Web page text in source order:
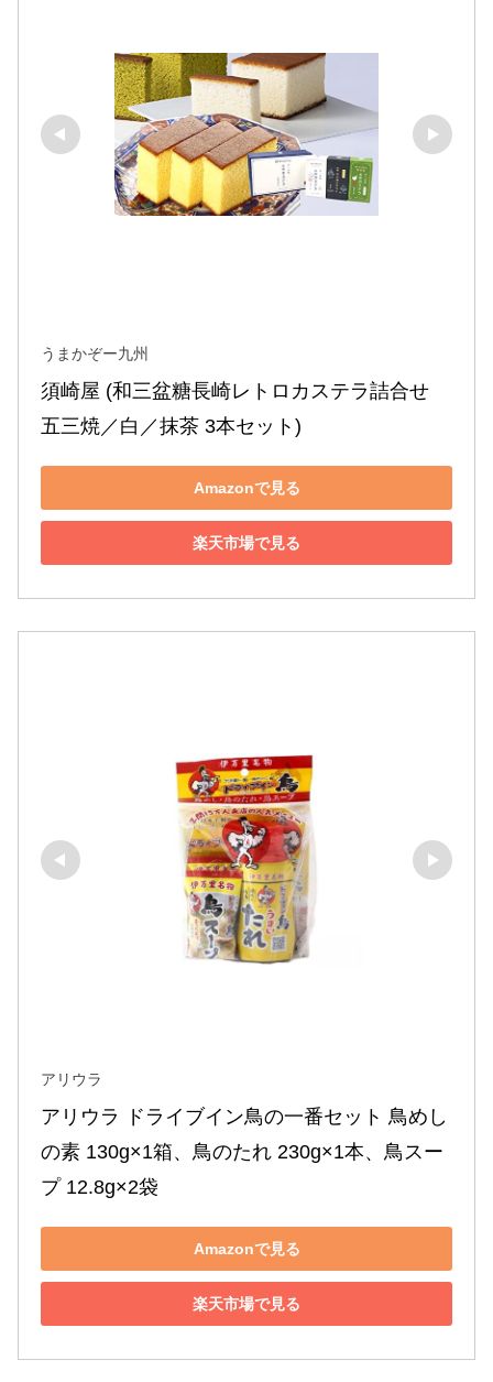
うまかぞー九州
須崎屋 (和三盆糖長崎レトロカステラ詰合せ
五三焼／白／抹茶 3本セット)
Amazonで見る
楽天市場で見る
アリウラ
アリウラ ドライブイン鳥の一番セット 鳥めし
の素 130g×1箱、鳥のたれ 230g×1本、鳥スー
プ 12.8g×2袋
Amazonで見る
楽天市場で見る